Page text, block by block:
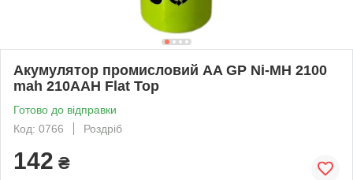
Акумулятор промисловий AA GP Ni-MH 2100
mah 210AAH Flat Top
Готово до відправки
Код: 0766
Роздріб
142 ₴